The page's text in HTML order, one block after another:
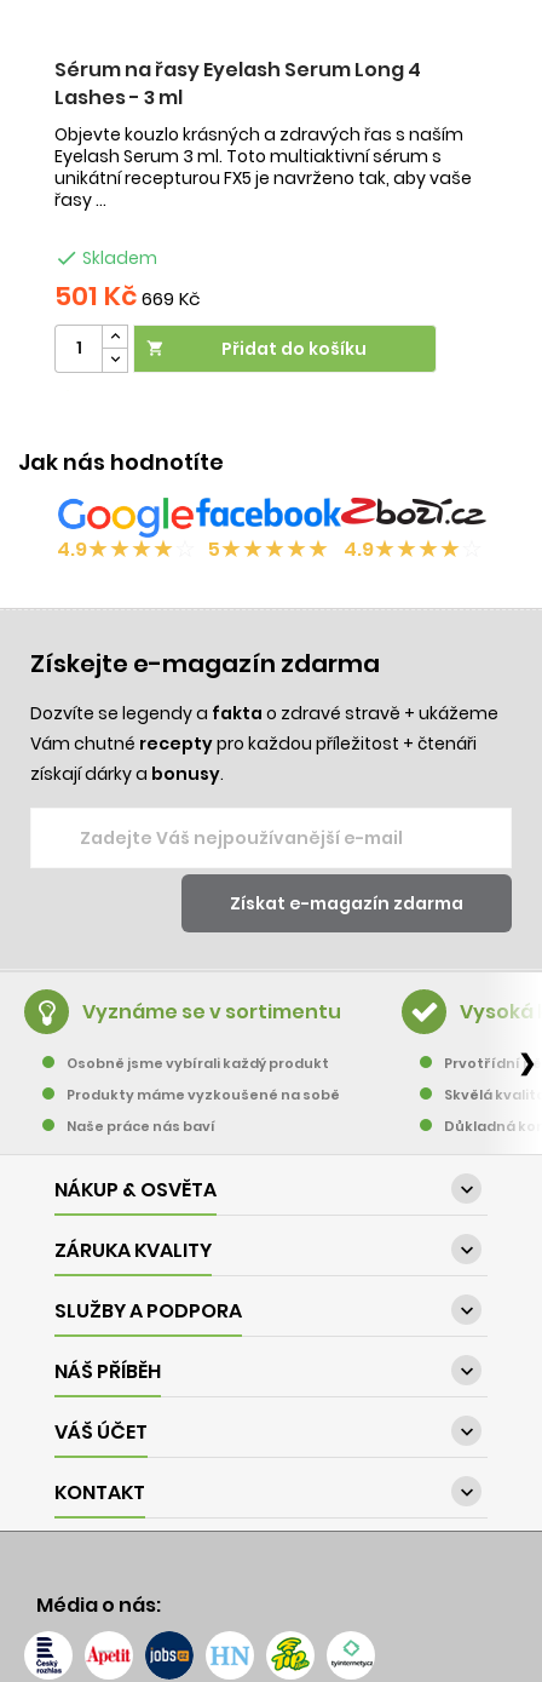
Sérum na řasy Eyelash Serum Long 4
Lashes - 3 ml
Objevte kouzlo krásných a zdravých řas s naším
Eyelash Serum 3 ml. Toto multiaktivní sérum s
unikátní recepturou FX5 je navrženo tak, aby vaše
řasy ...
 Skladem
501 Kč669 Kč
 Přidat do košíku
Jak nás hodnotíte
4.9★★★★ 5★★★★★ 4.9★★★★
Získejte e-magazín zdarma
Dozvíte se legendy a fakta o zdravé stravě + ukážeme
Vám chutné receptypro každou příležitost + čtenáři
získají dárky a bonusy.
Vyznáme se v sortimentu
Osobně jsme vybírali každý produkt
Produkty máme vyzkoušené na sobě
Naše práce nás baví
Vysoká
Prvotřídní
Skvělá
Důkladná
❯
NÁKUP & OSVĚTA 
ZÁRUKA KVALITY 
SLUŽBY A PODPORA 
NÁŠ PŘÍBĚH 
VÁŠ ÚČET 
KONTAKT 
Média o nás: